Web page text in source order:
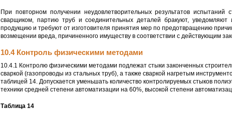
При повторном получении неудовлетворительных результатов
сварщиком, партию труб и соединительных деталей бракуют, уведомляют
продукцию и требуют от изготовителя принятия мер по предотвращению
возмещении вреда, причиненного имуществу в соответствии с действующим
10.4 Контроль физическими методами
10.4.1 Контролю физическими методами подлежат стыки законченных
сваркой (газопроводы из стальных труб), а также сваркой нагретым
таблицей 14. Допускается уменьшать количество контролируемых стыков
техники средней степени автоматизации на 60%, высокой степени
Таблица 14